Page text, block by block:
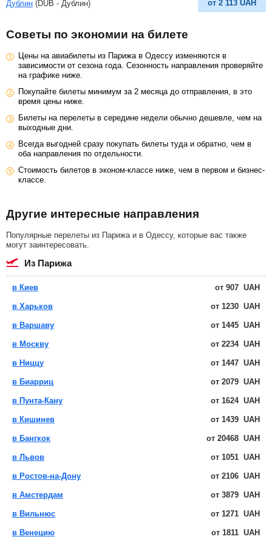
Дублин (DUB - Дублин) от 2 113 UAH
Советы по экономии на билете
Цены на авиабилеты из Парижа в Одессу изменяются в
зависимости от сезона года. Сезонность направления проверяйте
на графике ниже.
Покупайте билеты минимум за 2 месяца до отправления, в это
время цены ниже.
Билеты на перелеты в середине недели обычно дешевле, чем на
выходные дни.
Всегда выгодней сразу покупать билеты туда и обратно, чем в
оба направления по отдельности.
Стоимость билетов в эконом-классе ниже, чем в первом и бизнес-
классе.
Другие интересные направления
Популярные перелеты из Парижа и в Одессу, которые вас также
могут заинтересовать.
из Парижа
в Киев от 907 UAH
в Харьков от 1230 UAH
в Варшаву от 1445 UAH
в Москву от 2234 UAH
в Ниццу от 1447 UAH
в Биарриц от 2079 UAH
в Пунта-Кану от 1624 UAH
в Кишинев от 1439 UAH
в Бангкок от 20468 UAH
в Львов от 1051 UAH
в Ростов-на-Дону от 2106 UAH
в Амстердам от 3879 UAH
в Вильнюс от 1271 UAH
в Венецию от 1811 UAH